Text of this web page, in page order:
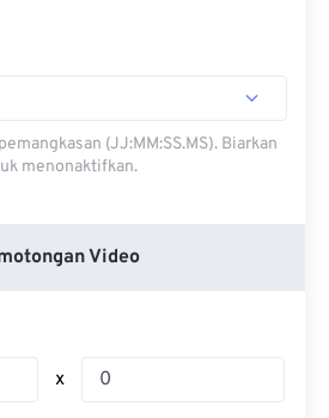
(JJ:MM:SS.MS). Biarkan
menonaktifkan.
Video
x